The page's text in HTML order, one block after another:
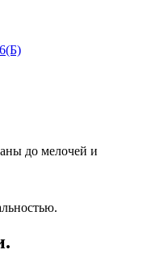
до мелочей и